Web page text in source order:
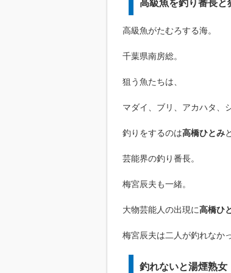
高級魚を釣り番長と
高級魚がたむろする海。
千葉県南房総。
狙う魚たちは、
マダイ、ブリ、アカハタ、
釣りをするのは高橋ひとみ
芸能界の釣り番長。
梅宮辰夫も一緒。
大物芸能人の出現に高橋ひ
梅宮辰夫は二人が釣れなか
釣れないと湯煙熟女